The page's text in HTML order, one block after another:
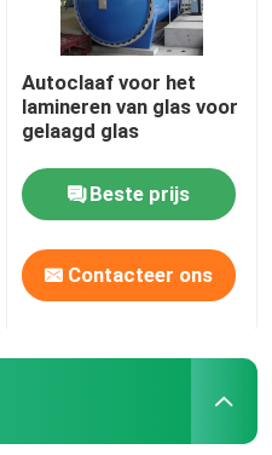
Autoclaaf voor het
lamineren van glas voor
gelaagd glas
Beste prijs
Contacteer ons